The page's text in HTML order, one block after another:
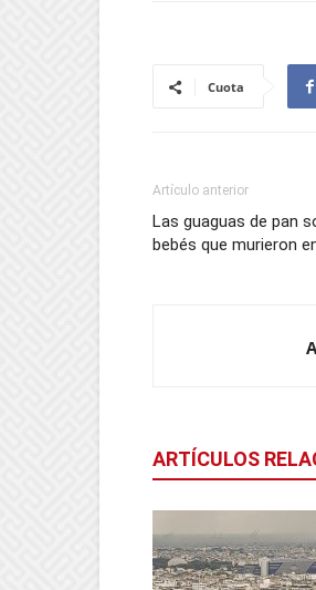
Cuota
Artículo anterior
Las guaguas de pan
bebés que murieron
ARTÍCULOS